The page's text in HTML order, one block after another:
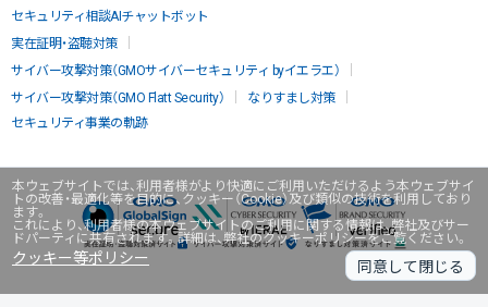
本ウェブサイトでは、利用者様がより快適にご利用いただけるよう本ウェブサイ
トの改善・最適化等を目的に、クッキー（Cookie）及び類似の技術を利用しており
ます。
これにより、利用者様の本ウェブサイトのご利用に関する情報は、弊社及びサー
ドパーティに共有されます。詳細は、弊社のクッキーポリシーをご覧ください。
クッキー等ポリシー 同意して閉じる
セキュリティ相談AIチャットボット
実在証明・盗聴対策
サイバー攻撃対策（GMOサイバーセキュリティ byイエラエ）
サイバー攻撃対策（GMO Flatt Security）
なりすまし対策
セキュリティ事業の軌跡